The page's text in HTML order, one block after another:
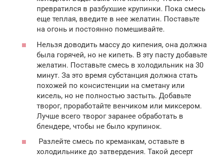
превратился в разбухшие крупинки. Пока смесь
еще теплая, введите в нее желатин. Поставьте
на огонь и постоянно помешивайте.
Нельзя доводить массу до кипения, она должна
была горячей, но не кипеть. В эту пасту добавьте
желатин. Поставьте смесь в холодильник на 30
минут. За это время субстанция должна стать
похожей по консистенции на сметану или
кисель, но не полностью застыть. Добавьте
творог, проработайте венчиком или миксером.
Лучше всего творог заранее обработать в
блендере, чтобы не было крупинок.
Разлейте смесь по креманкам, оставьте в
холодильнике до затвердения. Такой десерт